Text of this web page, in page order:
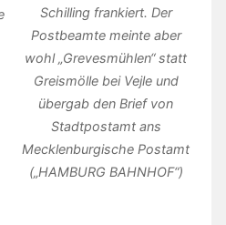
Schilling frankiert. Der
Postbeamte meinte aber
wohl „Grevesmühlen“ statt
Greismölle bei Vejle und
übergab den Brief von
Stadtpostamt ans
Mecklenburgische Postamt
(„HAMBURG BAHNHOF“)